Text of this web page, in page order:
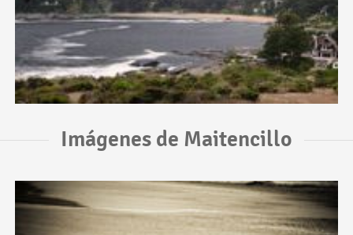
Imágenes de Maitencillo